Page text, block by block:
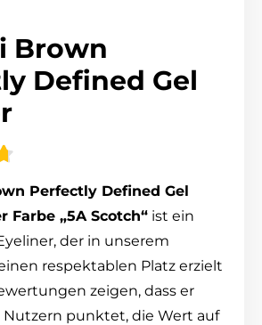
Brown
Defined Gel
Perfectly Defined Gel
Farbe „5A Scotch“ ist ein
der in unserem
respektablen Platz erzielt
zeigen, dass er
Nutzern punktet, die Wert auf